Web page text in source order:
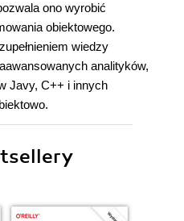
ono wyrobić
obiektowego.
wiedzy
analityków,
Javy, C++ i innych